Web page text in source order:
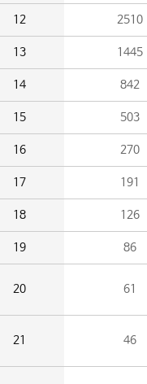
12 2510
13 1445
14 842
15 503
16 270
17 191
18 126
19 86
20 61
21 46